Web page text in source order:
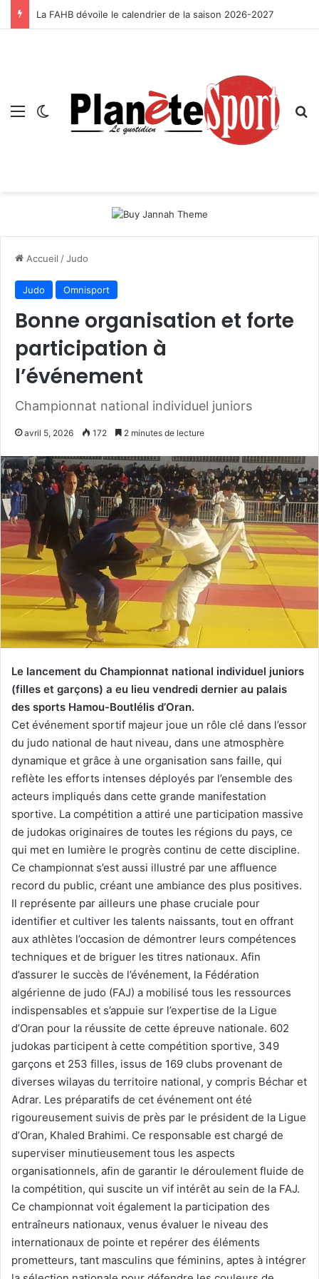
La FAHB dévoile le calendrier de la saison 2026-2027
Menu Switch skin
Accueil /Judo
Judo Omnisport
Bonne organisation et forte
participation à
l’événement
Championnat national individuel juniors
avril 5, 2026 172 2 minutes de lecture
Le lancement du Championnat national individuel juniors
(filles et garçons) a eu lieu vendredi dernier au palais
des sports Hamou-Boutlélis d’Oran.
Cet événement sportif majeur joue un rôle clé dans l’essor
du judo national de haut niveau, dans une atmosphère
dynamique et grâce à une organisation sans faille, qui
reflète les efforts intenses déployés par l’ensemble des
acteurs impliqués dans cette grande manifestation
sportive. La compétition a attiré une participation massive
de judokas originaires de toutes les régions du pays, ce
qui met en lumière le progrès continu de cette discipline.
Ce championnat s’est aussi illustré par une affluence
record du public, créant une ambiance des plus positives.
Il représente par ailleurs une phase cruciale pour
identifier et cultiver les talents naissants, tout en offrant
aux athlètes l’occasion de démontrer leurs compétences
techniques et de briguer les titres nationaux. Afin
d’assurer le succès de l’événement, la Fédération
algérienne de judo (FAJ) a mobilisé tous les ressources
indispensables et s’appuie sur l’expertise de la Ligue
d’Oran pour la réussite de cette épreuve nationale. 602
judokas participent à cette compétition sportive, 349
garçons et 253 filles, issus de 169 clubs provenant de
diverses wilayas du territoire national, y compris Béchar et
Adrar. Les préparatifs de cet événement ont été
rigoureusement suivis de près par le président de la Ligue
d’Oran, Khaled Brahimi. Ce responsable est chargé de
superviser minutieusement tous les aspects
organisationnels, afin de garantir le déroulement fluide de
la compétition, qui suscite un vif intérêt au sein de la FAJ.
Ce championnat voit également la participation des
entraîneurs nationaux, venus évaluer le niveau des
internationaux de pointe et repérer des éléments
prometteurs, tant masculins que féminins, aptes à intégrer